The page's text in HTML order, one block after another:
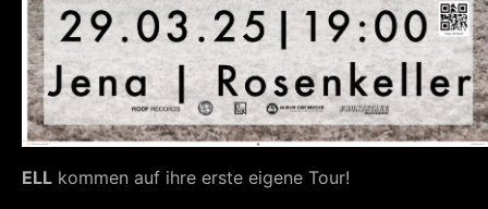
ELL kommen auf ihre erste eigene Tour!